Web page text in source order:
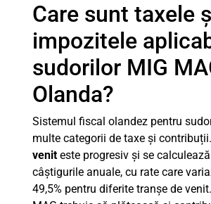
Care sunt taxele
impozitele
sudorilor MIG
Olanda?
Sistemul fiscal olandez pentru
multe categorii de taxe și contribuții.
venit este progresiv și se
câștigurile anuale, cu rate care
49,5% pentru diferite tranșe de